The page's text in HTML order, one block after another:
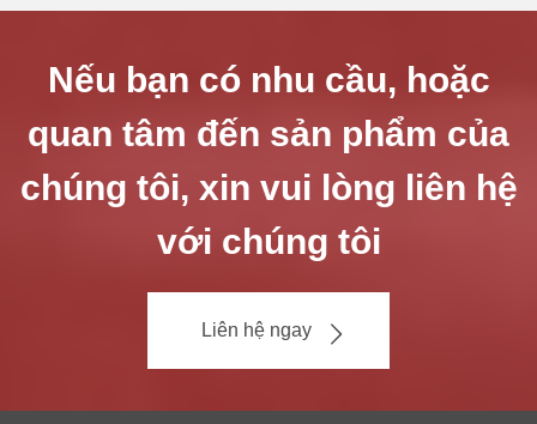
Nếu bạn có nhu cầu, hoặc
quan tâm đến sản phẩm của
chúng tôi, xin vui lòng liên hệ
với chúng tôi
Liên hệ ngay